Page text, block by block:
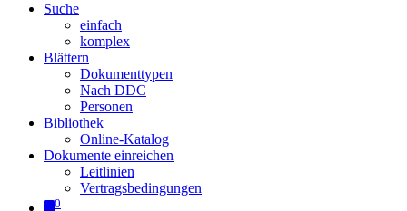
Suche
einfach
komplex
Blättern
Dokumenttypen
Nach DDC
Personen
Bibliothek
Online-Katalog
Dokumente einreichen
Leitlinien
Vertragsbedingungen
0